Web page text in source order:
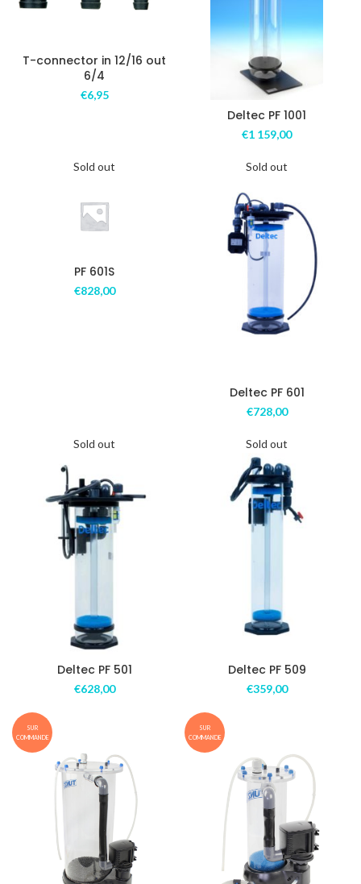
T-connector in 12/16 out
6/4
€6,95
Deltec PF 1001
€1 159,00
Sold out
PF 601S
€828,00
Sold out
Deltec PF 601
€728,00
Sold out
Deltec PF 501
€628,00
Sold out
Deltec PF 509
€359,00
SUR
COMMANDE
SUR
COMMANDE